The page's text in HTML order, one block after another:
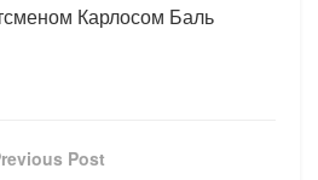
Карлосом Баль
Post